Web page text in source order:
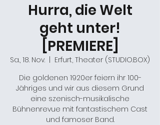
Hurra, die Welt
geht unter!
[PREMIERE]
Sa., 18. Nov.
Erfurt, Theater (STUDIO.BOX)
Die goldenen 1920er feiern ihr 100-
Jähriges und wir aus diesem Grund
eine szenisch-musikalische
Bühnenrevue mit fantastischem Cast
und famoser Band.